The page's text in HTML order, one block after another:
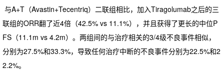
与A+T（Avastin+Tecentriq）二联组相比，加入Tiragolumab之后的三
联组的ORR翻了近4倍（42.5% vs 11.1%），并且获得了更长的中位P
FS（11.1m vs 4.2m）。两组间的与治疗相关的3/4级不良事件相似，
分别为27.5%和33.3%，导致任何治疗中断的不良事件分别为22.5%和2
2.2%。